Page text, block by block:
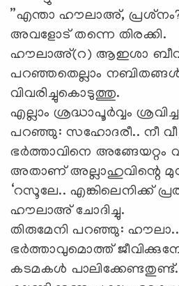
”എന്താ ഹൗലാഅ്,
അവളോട് തന്നെ തിരക്കി.
ഹൗലാഅ്(റ) ആഇശാ
പറഞ്ഞതെല്ലാം
വിവരിച്ചുകൊടുത്തു.
എല്ലാം ശ്രദ്ധാപൂര്‍വ്വം
പറഞ്ഞു: സഹോദരീ.. നീ
ഭര്‍ത്താവിനെ അങ്ങേയറ്റം
അതാണ് അല്ലാഹുവിന്റെ
‘റസൂലേ.. എങ്കിലെനിക്ക്
ഹൗലാഅ് ചോദിച്ചു.
തിരുമേനി പറഞ്ഞു: ഹൗലാ..
ഭര്‍ത്താവുമൊത്ത്
കടമകള്‍